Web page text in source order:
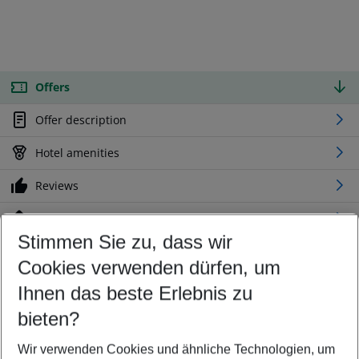
Offers
Offer description
Hotel amenities
Reviews
Location
Customize your offer
Find the perfect deal which suits your best
Your departure airport
Any airport
Stimmen Sie zu, dass wir
Cookies verwenden dürfen, um
Ihnen das beste Erlebnis zu
bieten?
Wir verwenden Cookies und ähnliche Technologien, um